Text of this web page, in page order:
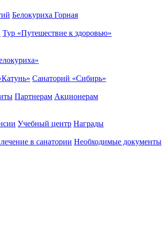
Белокуриха Горная
Тур «Путешествие к здоровью»
Санаторий «Сибирь»
Партнерам Акционерам
Учебный центр Награды
в санатории Необходимые документы